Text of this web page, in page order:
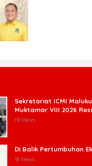
Sekretariat ICMI
Muktamar VIII 2026
Ambon
19 Views
Di Balik Pertumbuhan
18 Views